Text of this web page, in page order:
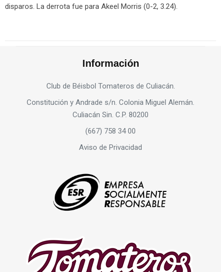
disparos. La derrota fue para Akeel Morris (0-2, 3.24).
Información
Club de Béisbol Tomateros de Culiacán.
Constitución y Andrade s/n. Colonia Miguel Alemán.
Culiacán Sin. C.P. 80200
(667) 758 34 00
Aviso de Privacidad